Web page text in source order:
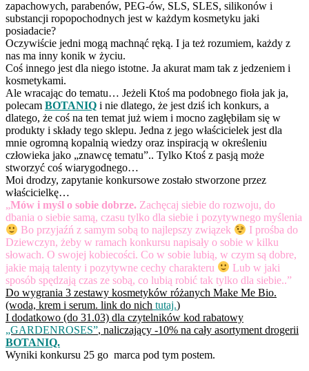
zapachowych, parabenów, PEG-ów, SLS, SLES, silikonów i
substancji ropopochodnych jest w każdym kosmetyku jaki
posiadacie?
Oczywiście jedni mogą machnąć ręką. I ja też rozumiem, każdy z
nas ma inny konik w życiu.
Coś innego jest dla niego istotne. Ja akurat mam tak z jedzeniem i
kosmetykami.
Ale wracając do tematu… Jeżeli Ktoś ma podobnego fioła jak ja,
polecam BOTANIQ i nie dlatego, że jest dziś ich konkurs, a
dlatego, że coś na ten temat już wiem i mocno zagłębiłam się w
produkty i składy tego sklepu. Jedna z jego właścicielek jest dla
mnie ogromną kopalnią wiedzy oraz inspiracją w określeniu
człowieka jako „znawcę tematu”.. Tylko Ktoś z pasją może
stworzyć coś wiarygodnego…
Moi drodzy, zapytanie konkursowe zostało stworzone przez
właścicielkę…
„Mów i myśl o sobie dobrze. Zachęcaj siebie do rozwoju, do
dbania o siebie samą, czasu tylko dla siebie i pozytywnego myślenia
Bo przyjaźń z samym sobą to najlepszy związek
I prośba do
Dziewczyn, żeby w ramach konkursu napisały o sobie w kilku
słowach. O swojej kobiecości. Co w sobie lubią, w czym są dobre,
jakie mają talenty i pozytywne cechy charakteru
Lub w jaki
sposób spędzają czas ze sobą, co lubią robić tak tylko dla siebie..”
Do wygrania 3 zestawy kosmetyków różanych Make Me Bio.
(woda, krem i serum. link do nich tutaj.)
I dodatkowo (do 31.03) dla czytelników kod rabatowy
„GARDENROSES”, naliczający -10% na cały asortyment drogerii
BOTANIQ.
Wyniki konkursu 25 go marca pod tym postem.